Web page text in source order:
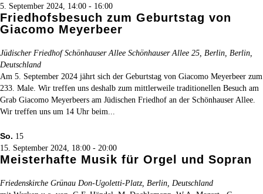
5. September 2024, 14:00 - 16:00
Friedhofsbesuch zum Geburtstag von
Giacomo Meyerbeer
Jüdischer Friedhof Schönhauser Allee Schönhauser Allee 25, Berlin, Berlin,
Deutschland
Am 5. September 2024 jährt sich der Geburtstag von Giacomo Meyerbeer zum
233. Male. Wir treffen uns deshalb zum mittlerweile traditionellen Besuch am
Grab Giacomo Meyerbeers am Jüdischen Friedhof an der Schönhauser Allee.
Wir treffen uns um 14 Uhr beim...
So. 15
15. September 2024, 18:00 - 20:00
Meisterhafte Musik für Orgel und Sopran
Friedenskirche Grünau Don-Ugoletti-Platz, Berlin, Deutschland